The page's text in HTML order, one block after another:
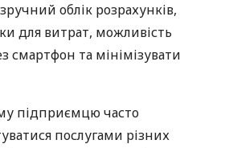
облік розрахунків,
для витрат, можливість
смартфон та мінімізувати
підприємцю часто
послугами різних